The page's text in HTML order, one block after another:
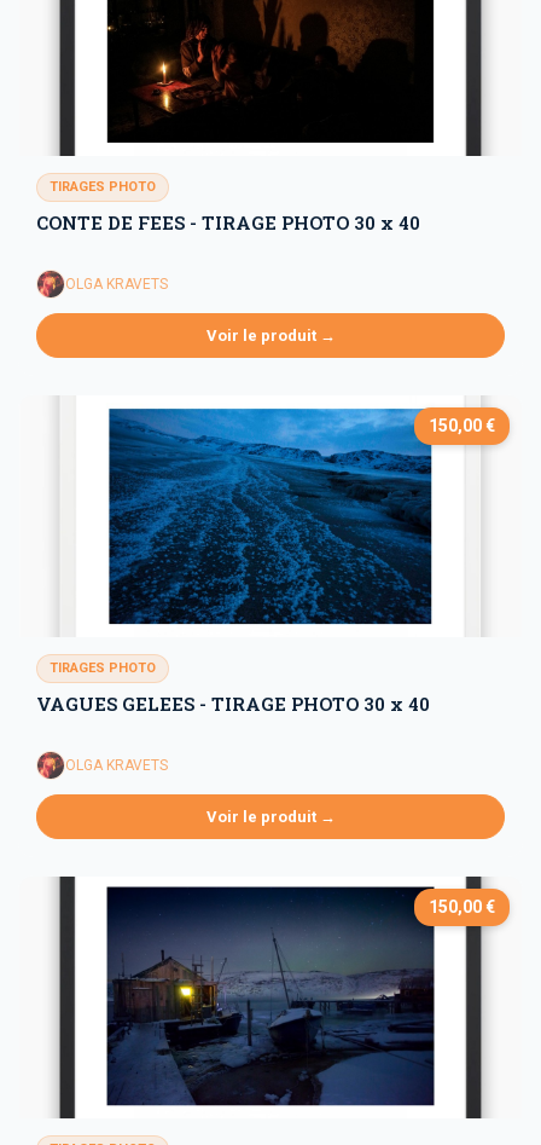
TIRAGES PHOTO
CONTE DE FEES - TIRAGE PHOTO 30 x 40
OLGA KRAVETS
Voir le produit →
150,00 €
TIRAGES PHOTO
VAGUES GELEES - TIRAGE PHOTO 30 x 40
OLGA KRAVETS
Voir le produit →
150,00 €